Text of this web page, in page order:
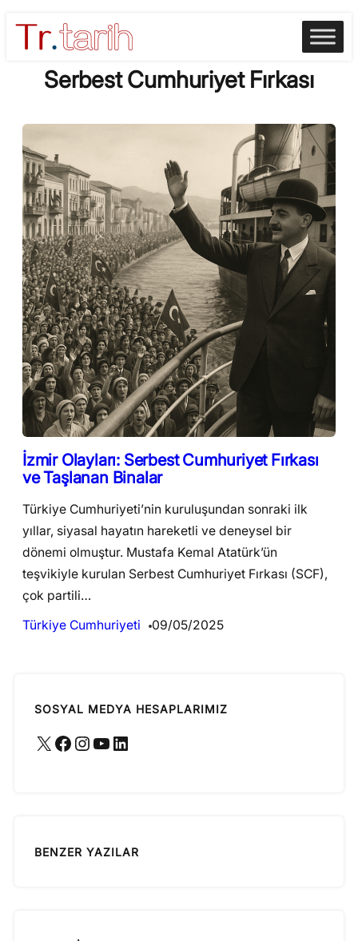
Skip
Serbest Cumhuriyet Fırkası
İzmir Olayları: Serbest Cumhuriyet Fırkası
ve Taşlanan Binalar
Türkiye Cumhuriyeti’nin kuruluşundan sonraki ilk
yıllar, siyasal hayatın hareketli ve deneysel bir
dönemi olmuştur. Mustafa Kemal Atatürk’ün
teşvikiyle kurulan Serbest Cumhuriyet Fırkası (SCF),
çok partili…
Türkiye Cumhuriyeti
09/05/2025
SOSYAL MEDYA HESAPLARIMIZ
X Facebook Instagram YouTube LinkedIn
BENZER YAZILAR